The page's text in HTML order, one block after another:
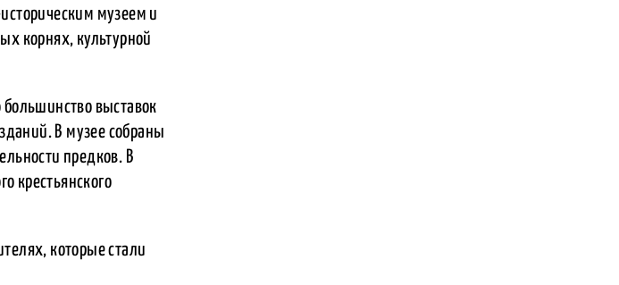
музеем и
корнях, культурной
выставок
В музее собраны
предков. В
крестьянского
которые стали